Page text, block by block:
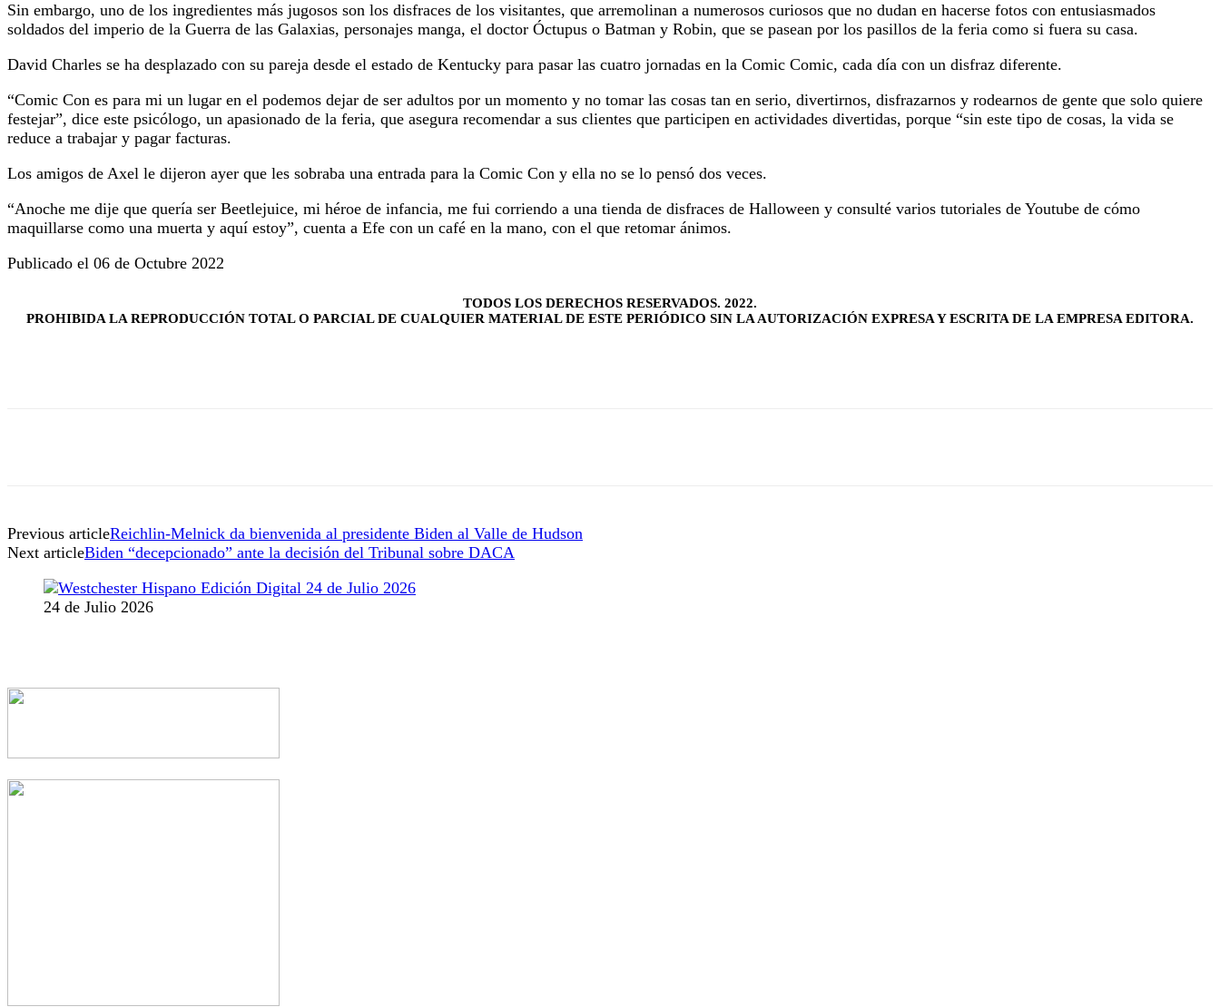
Sin embargo, uno de los ingredientes más jugosos son los disfraces de los visitantes, que arremolinan a numerosos curiosos que no dudan en hacerse fotos con entusiasmados
soldados del imperio de la Guerra de las Galaxias, personajes manga, el doctor Óctupus o Batman y Robin, que se pasean por los pasillos de la feria como si fuera su casa.
David Charles se ha desplazado con su pareja desde el estado de Kentucky para pasar las cuatro jornadas en la Comic Comic, cada día con un disfraz diferente.
“Comic Con es para mi un lugar en el podemos dejar de ser adultos por un momento y no tomar las cosas tan en serio, divertirnos, disfrazarnos y rodearnos de gente que solo quiere
festejar”, dice este psicólogo, un apasionado de la feria, que asegura recomendar a sus clientes que participen en actividades divertidas, porque “sin este tipo de cosas, la vida se
reduce a trabajar y pagar facturas.
Los amigos de Axel le dijeron ayer que les sobraba una entrada para la Comic Con y ella no se lo pensó dos veces.
“Anoche me dije que quería ser Beetlejuice, mi héroe de infancia, me fui corriendo a una tienda de disfraces de Halloween y consulté varios tutoriales de Youtube de cómo
maquillarse como una muerta y aquí estoy”, cuenta a Efe con un café en la mano, con el que retomar ánimos.
Publicado el 06 de Octubre 2022
TODOS LOS DERECHOS RESERVADOS. 2022.
PROHIBIDA LA REPRODUCCIÓN TOTAL O PARCIAL DE CUALQUIER MATERIAL DE ESTE PERIÓDICO SIN LA AUTORIZACIÓN EXPRESA Y ESCRITA DE LA EMPRESA EDITORA.
Previous articleReichlin-Melnick da bienvenida al presidente Biden al Valle de Hudson
Next articleBiden “decepcionado” ante la decisión del Tribunal sobre DACA
24 de Julio 2026